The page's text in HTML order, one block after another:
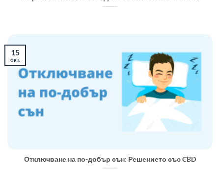
Отключване на по-добър сън: Решението със CBD
15
окт.